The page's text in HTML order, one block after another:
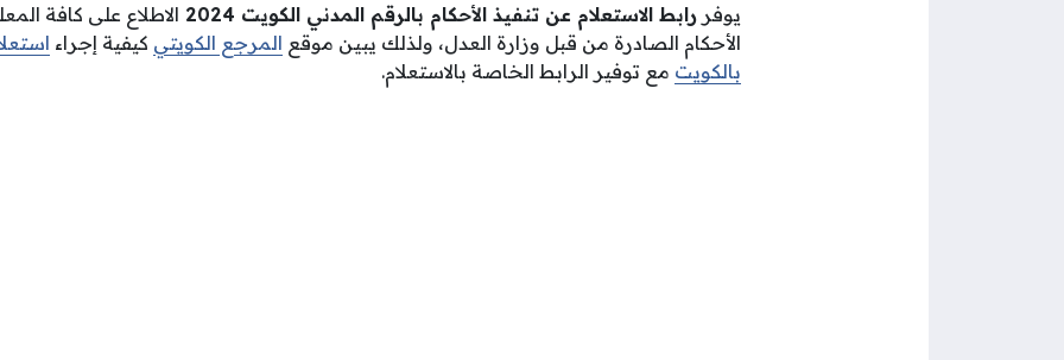
يوفر رابط الاستعلام عن تنفيذ الأحكام بالرقم المدني الكويت 2024 الاطلاع على كافة
الأحكام الصادرة من قبل وزارة العدل، ولذلك يبين موقع المرجع الكويتي كيفية إجراء
بالكويت مع توفير الرابط الخاصة بالاستعلام.